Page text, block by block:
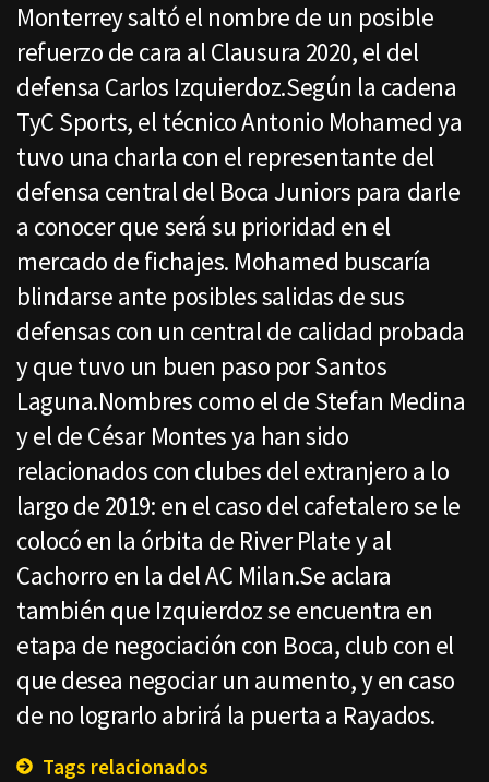
Monterrey saltó el nombre de un posible
refuerzo de cara al Clausura 2020, el del
defensa Carlos Izquierdoz.Según la cadena
TyC Sports, el técnico Antonio Mohamed ya
tuvo una charla con el representante del
defensa central del Boca Juniors para darle
a conocer que será su prioridad en el
mercado de fichajes. Mohamed buscaría
blindarse ante posibles salidas de sus
defensas con un central de calidad probada
y que tuvo un buen paso por Santos
Laguna.Nombres como el de Stefan Medina
y el de César Montes ya han sido
relacionados con clubes del extranjero a lo
largo de 2019: en el caso del cafetalero se le
colocó en la órbita de River Plate y al
Cachorro en la del AC Milan.Se aclara
también que Izquierdoz se encuentra en
etapa de negociación con Boca, club con el
que desea negociar un aumento, y en caso
de no lograrlo abrirá la puerta a Rayados.
Tags relacionados